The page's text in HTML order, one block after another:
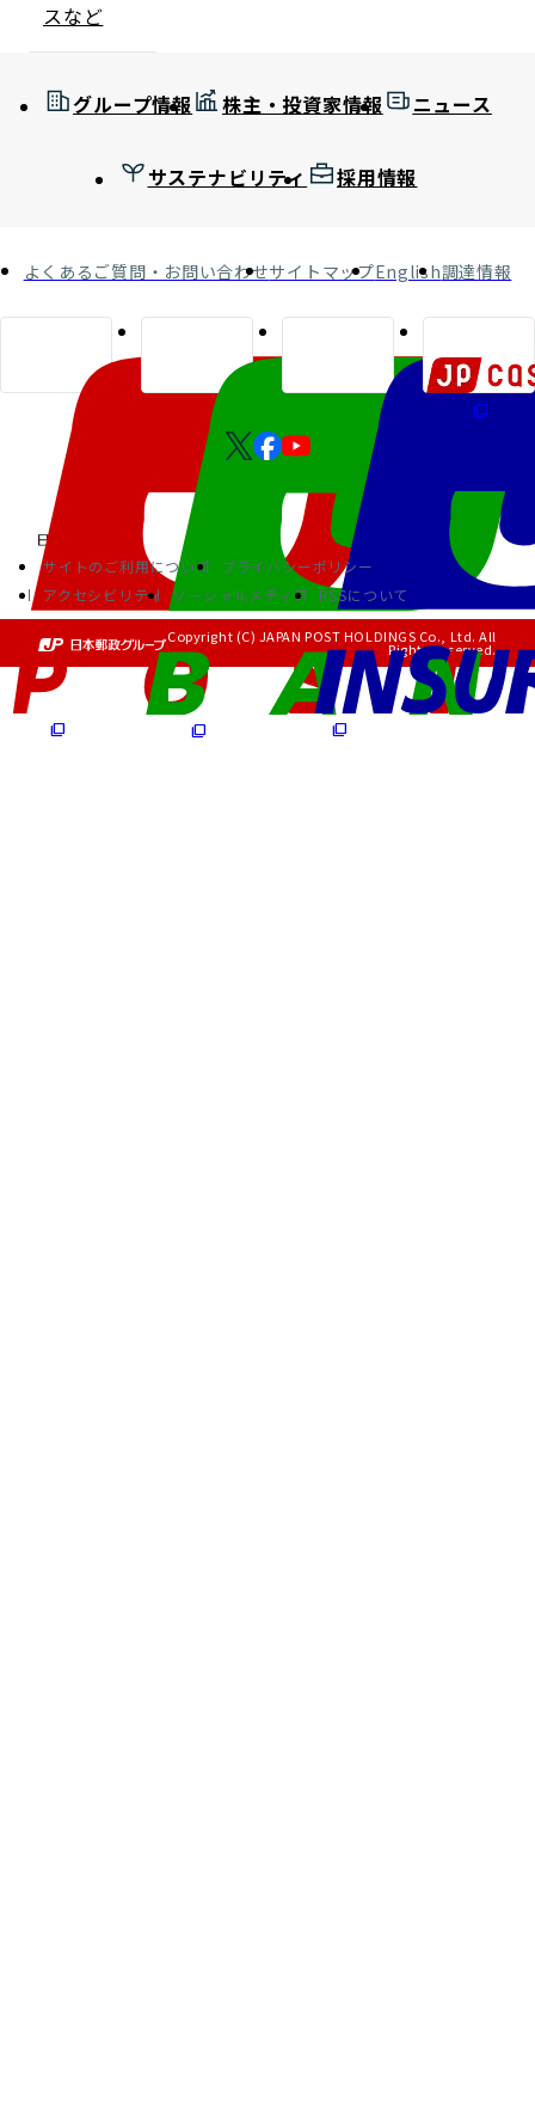
スなど
グループ情報 株主・投資家情報 ニュース
サステナビリティ 採用情報
よくあるご質問・お問い合わせサイトマップEnglish調達情報
サイトのご利用について
プライバシーポリシー
アクセシビリティ
ソーシャルメディア RSSについて
Copyright (C) JAPAN POST HOLDINGS Co., Ltd. All
Rights Reserved.